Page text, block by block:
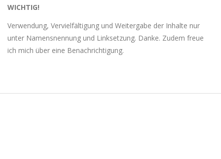
WICHTIG!
Verwendung, Vervielfältigung und Weitergabe der Inhalte nur
unter Namensnennung und Linksetzung. Danke. Zudem freue
ich mich über eine Benachrichtigung.